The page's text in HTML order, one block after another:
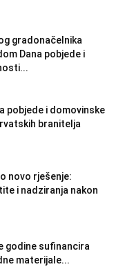
gradonačelnika
Dana pobjede i
pobjede i domovinske
branitelja
novo rješenje:
i nadziranja nakon
godine sufinancira
materijale...